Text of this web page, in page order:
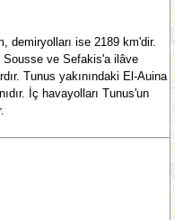
demiryolları ise 2189 km'dir.
ve Sefakis'a ilâve
Tunus yakınındaki El-Auina
İç havayolları Tunus'un